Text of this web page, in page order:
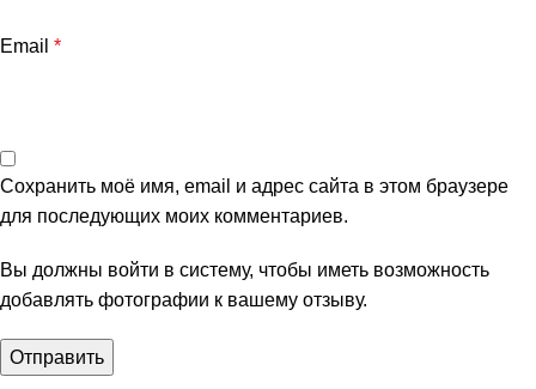
Email *
Сохранить моё имя, email и адрес сайта в этом браузере
для последующих моих комментариев.
Вы должны войти в систему, чтобы иметь возможность
добавлять фотографии к вашему отзыву.